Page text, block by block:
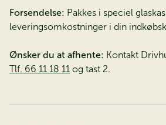
Forsendelse: Pakkes i speciel
leveringsomkostninger i din
Ønsker du at afhente: Kontakt
Tlf. 66 11 18 11 og tast 2.